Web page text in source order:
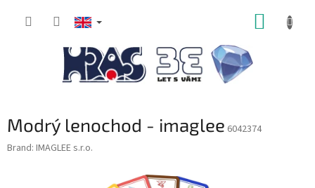
Modrý lenochod - imaglee 6042374
Brand: IMAGLEE s.r.o.